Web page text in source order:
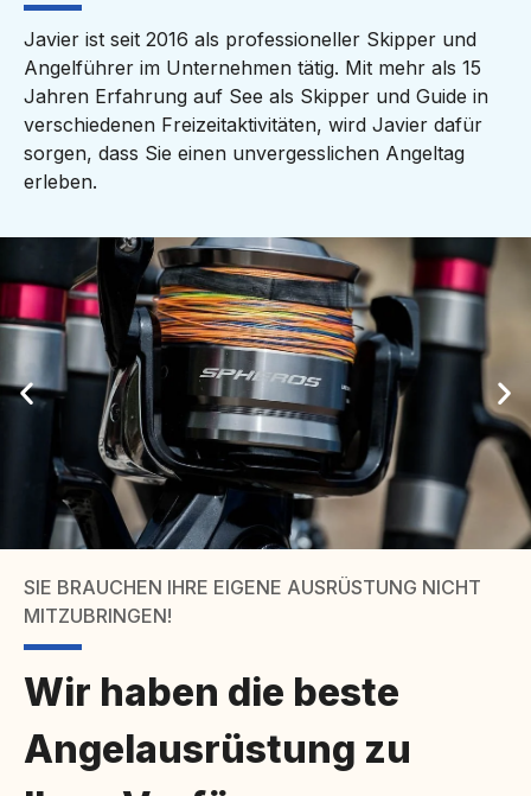
Javier ist seit 2016 als professioneller Skipper und
Angelführer im Unternehmen tätig. Mit mehr als 15
Jahren Erfahrung auf See als Skipper und Guide in
verschiedenen Freizeitaktivitäten, wird Javier dafür
sorgen, dass Sie einen unvergesslichen Angeltag
erleben.
SIE BRAUCHEN IHRE EIGENE AUSRÜSTUNG NICHT
MITZUBRINGEN!
Wir haben die beste
Angelausrüstung zu